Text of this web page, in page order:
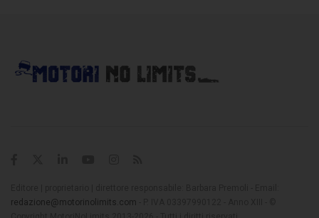
redazione@motorinolimits.com